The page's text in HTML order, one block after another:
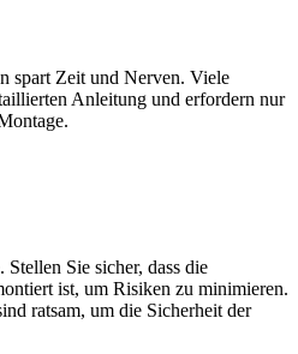
spart Zeit und Nerven. Viele
Anleitung und erfordern nur
Stellen Sie sicher, dass die
ist, um Risiken zu minimieren.
ratsam, um die Sicherheit der